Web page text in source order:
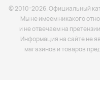
© 2010-2026. Официальный
Мы не имеем никакого
и не отвечаем на
Информация на сайте не
магазинов и товаров